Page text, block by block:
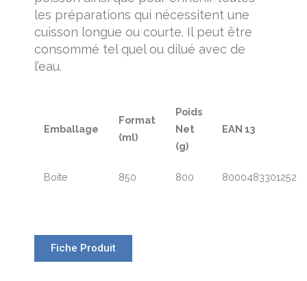
les préparations qui nécessitent une
cuisson longue ou courte. Il peut être
consommé tel quel ou dilué avec de
l’eau.
Emballage
Format
(ml)
Poids
Net
(g)
EAN 13
Boite 850 800 8000483301252
Fiche Produit